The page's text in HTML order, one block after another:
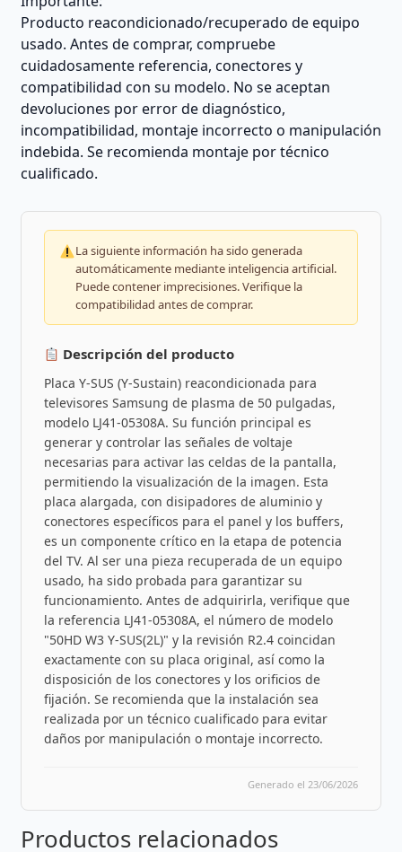
Producto reacondicionado/recuperado de equipo
usado. Antes de comprar, compruebe
cuidadosamente referencia, conectores y
compatibilidad con su modelo. No se aceptan
devoluciones por error de diagnóstico,
incompatibilidad, montaje incorrecto o manipulación
indebida. Se recomienda montaje por técnico
cualificado.
La siguiente información ha sido generada
automáticamente mediante inteligencia artificial.
Puede contener imprecisiones. Verifique la
compatibilidad antes de comprar.
Descripción del producto
Placa Y-SUS (Y-Sustain) reacondicionada para
televisores Samsung de plasma de 50 pulgadas,
modelo LJ41-05308A. Su función principal es
generar y controlar las señales de voltaje
necesarias para activar las celdas de la pantalla,
permitiendo la visualización de la imagen. Esta
placa alargada, con disipadores de aluminio y
conectores específicos para el panel y los buffers,
es un componente crítico en la etapa de potencia
del TV. Al ser una pieza recuperada de un equipo
usado, ha sido probada para garantizar su
funcionamiento. Antes de adquirirla, verifique que
la referencia LJ41-05308A, el número de modelo
"50HD W3 Y-SUS(2L)" y la revisión R2.4 coincidan
exactamente con su placa original, así como la
disposición de los conectores y los orificios de
fijación. Se recomienda que la instalación sea
realizada por un técnico cualificado para evitar
daños por manipulación o montaje incorrecto.
Generado el 23/06/2026
Productos relacionados